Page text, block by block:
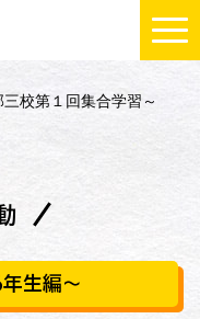
三校第１回集合学習～
年生編～